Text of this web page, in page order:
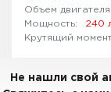
240
Не нашли свой